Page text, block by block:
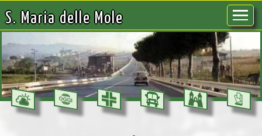
S. Maria delle Mole